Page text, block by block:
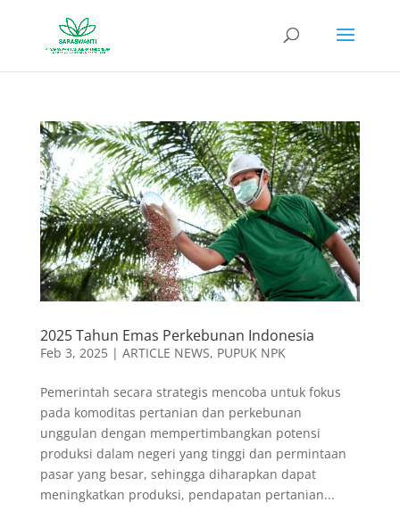
2025 Tahun Emas Perkebunan Indonesia
Feb 3, 2025| ARTICLE NEWS, PUPUK NPK
Pemerintah secara strategis mencoba untuk fokus
pada komoditas pertanian dan perkebunan
unggulan dengan mempertimbangkan potensi
produksi dalam negeri yang tinggi dan permintaan
pasar yang besar, sehingga diharapkan dapat
meningkatkan produksi, pendapatan pertanian...